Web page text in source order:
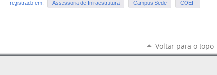
registrado em: Assessoria de Infraestrutura Campus Sede COEF
Voltar para o topo